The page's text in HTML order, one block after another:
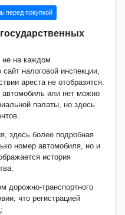
перед покупкой
не на каждом
налоговой инспекции,
ареста не отобразятся.
автомобиль или нет можно
палаты, но здесь
здесь более подробная
номер автомобиля, но и
история
дорожно-транспортного
что регистрацией